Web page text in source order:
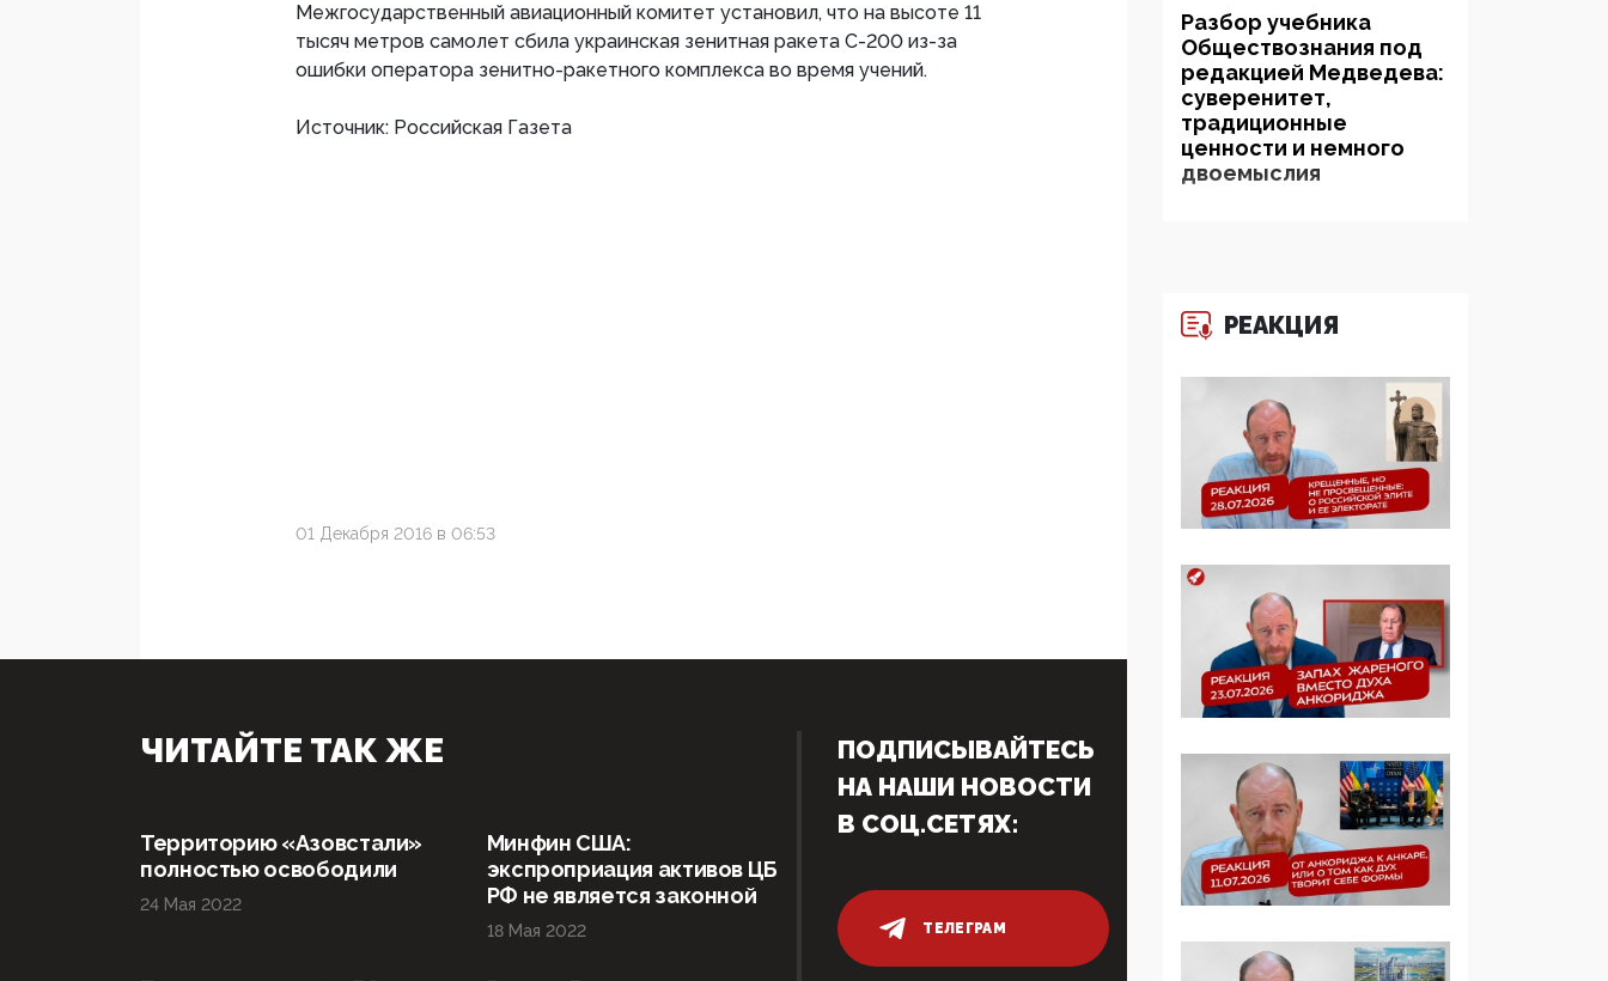
Межгосударственный авиационный комитет установил, что на высоте 11
тысяч метров самолет сбила украинская зенитная ракета С-200 из-за
ошибки оператора зенитно-ракетного комплекса во время учений.
Источник: Российская Газета
01 Декабря 2016 в 06:53
Разбор учебника
Обществознания под
редакцией Медведева:
суверенитет,
традиционные
ценности и немного
двоемыслия
экстремистскую
деятельность ИИТО
продолжают
определять повестку в
образовании
09:43, 01 Июня 2026
5G за счет здоровья
граждан: Минцифры
намерено отобрать у
регионов и
муниципалитетов право
защищать жилые дома
и социальные объекты
05:58, 26 Мая 2026
Роскомнадзор
освободили от борца с
деструктивным и
опасным контентом
07:39, 25 Мая 2026
РЕАКЦИЯ
ЧИТАЙТЕ ТАК ЖЕ
Территорию «Азовстали»
полностью освободили
24 Мая 2022
Минфин США:
экспроприация активов ЦБ
РФ не является законной
18 Мая 2022
ПОДПИСЫВАЙТЕСЬ
НА НАШИ НОВОСТИ
В СОЦ.СЕТЯХ:
ТЕЛЕГРАМ